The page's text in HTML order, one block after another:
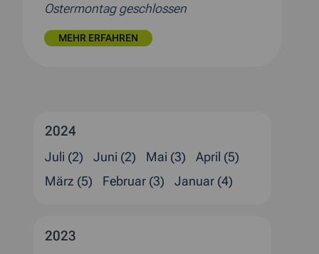
Ostermontag geschlossen
MEHR ERFAHREN
2024
Juli (2) Juni (2) Mai (3)
April (5)
März (5)
Februar (3) Januar (4)
2023